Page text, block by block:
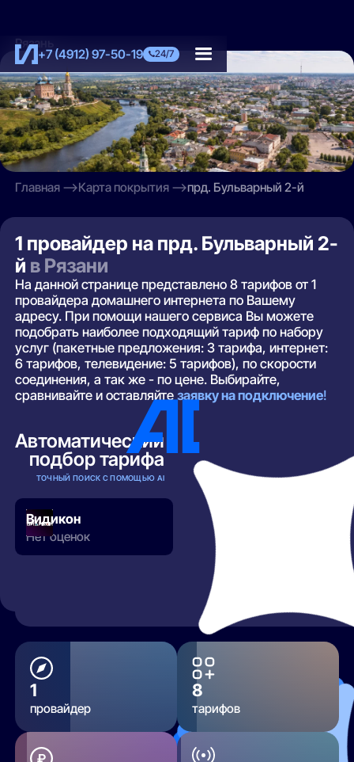
+7 (4912) 97-50-19 24/7
Рязань
Главная Карта покрытия прд. Бульварный 2-й
1 провайдер на прд. Бульварный 2-
й в Рязани
На данной странице представлено 8 тарифов от 1
провайдера домашнего интернета по Вашему
адресу. При помощи нашего сервиса Вы можете
подобрать наиболее подходящий тариф по набору
услуг (пакетные предложения: 3 тарифа, интернет:
6 тарифов, телевидение: 5 тарифов), по скорости
соединения, а так же - по цене. Выбирайте,
сравнивайте и оставляйтезаявку на подключение!
Автоматический
подбор тарифа
ТОЧНЫЙ ПОИСК С ПОМОЩЬЮ AI
Видикон
Нет оценок
1
провайдер
8
тарифов